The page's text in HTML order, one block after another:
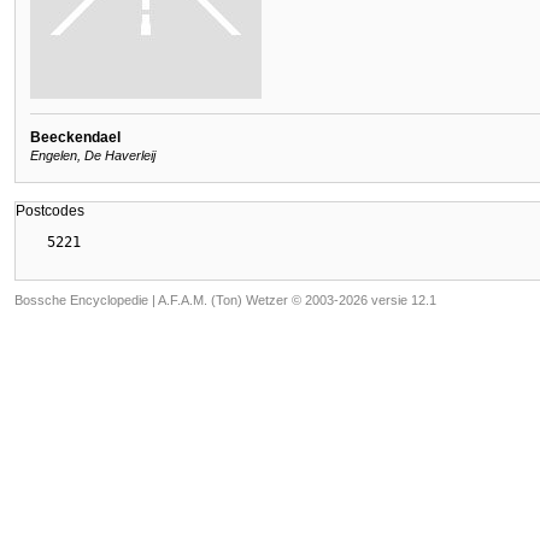
Beeckendael
Engelen, De Haverleij
Postcodes
Bossche Encyclopedie | A.F.A.M. (Ton) Wetzer © 2003-2026 versie 12.1